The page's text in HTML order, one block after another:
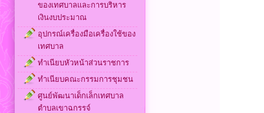
ของเทศบาลและการบริหาร
เงินงบประมาณ
อุปกรณ์เครื่องมือเครื่องใช้ของ
เทศบาล
ทำเนียบหัวหน้าส่วนราชการ
ทำเนียบคณะกรรมการชุมชน
ศูนย์พัฒนาเด็กเล็กเทศบาล
ตำบลเขาฉกรรจ์